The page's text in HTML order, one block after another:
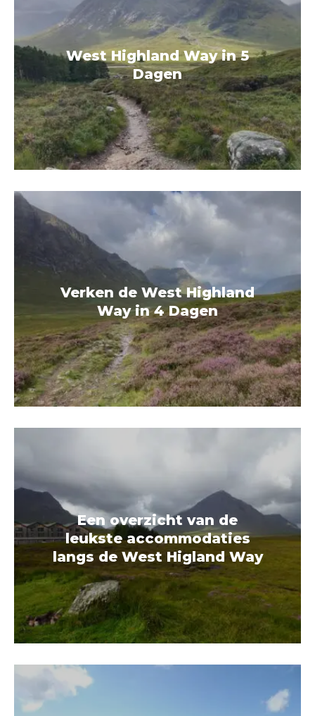
West Highland Way in 5
Dagen
Verken de West Highland
Way in 4 Dagen
Een overzicht van de
leukste accommodaties
langs de West Higland Way